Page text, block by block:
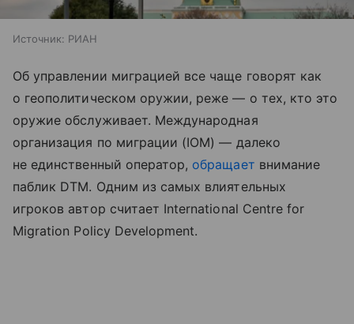
Источник: РИАН
Об управлении миграцией все чаще говорят как
о геополитическом оружии, реже — о тех, кто это
оружие обслуживает. Международная
организация по миграции (IOM) — далеко
не единственный оператор, обращает внимание
паблик DTM. Одним из самых влиятельных
игроков автор считает International Centre for
Migration Policy Development.